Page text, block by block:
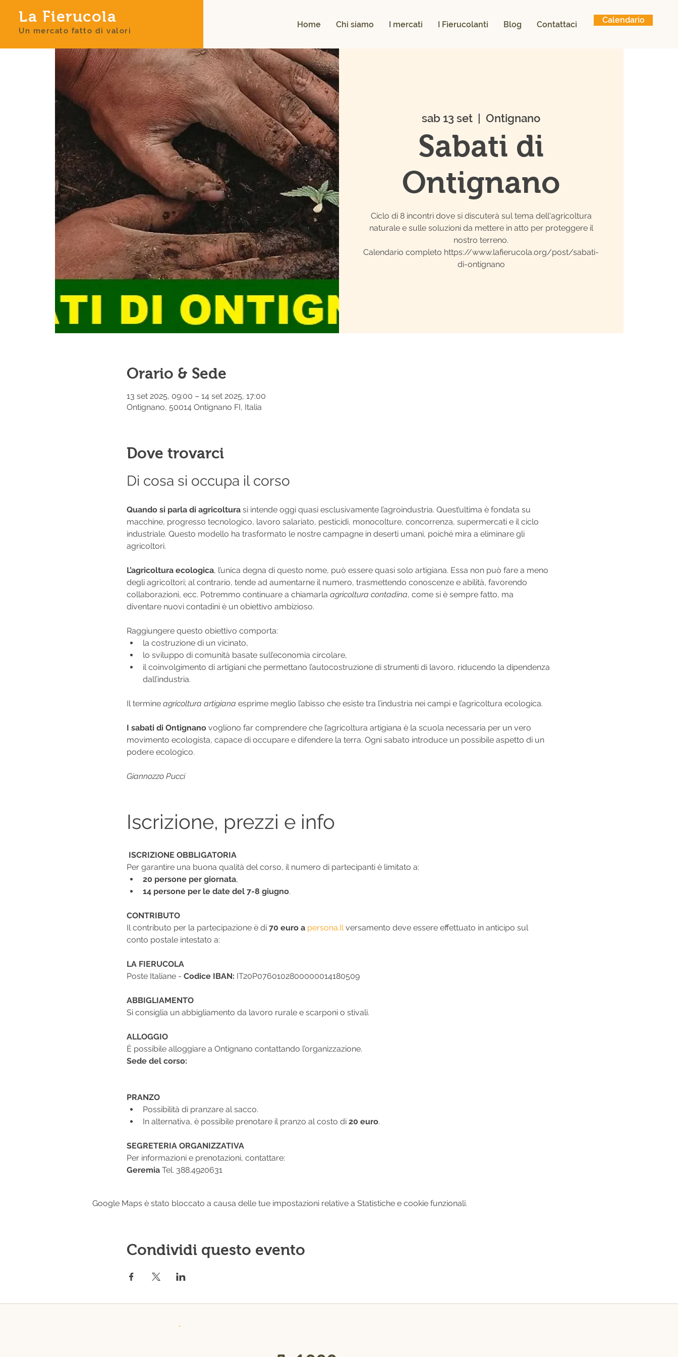
La Fierucola
Un mercato fatto di valori
Home Chi siamo I mercati I Fierucolanti Blog Contattaci Calendario
sab 13 set
  |
Ontignano
Sabati di
Ontignano
Ciclo di 8 incontri dove si discuterà sul tema dell'agricoltura
naturale e sulle soluzioni da mettere in atto per proteggere il
nostro terreno.
Calendario completo https://www.lafierucola.org/post/sabati-
di-ontignano
Orario & Sede
13 set 2025, 09:00 – 14 set 2025, 17:00
Ontignano, 50014 Ontignano FI, Italia
Dove trovarci
Di cosa si occupa il corso
Quando si parla di agricoltura si intende oggi quasi esclusivamente l’agroindustria. Quest’ultima è fondata su
macchine, progresso tecnologico, lavoro salariato, pesticidi, monocolture, concorrenza, supermercati e il ciclo
industriale. Questo modello ha trasformato le nostre campagne in deserti umani, poiché mira a eliminare gli
agricoltori.
L’agricoltura ecologica, l’unica degna di questo nome, può essere quasi solo artigiana. Essa non può fare a meno
degli agricoltori; al contrario, tende ad aumentarne il numero, trasmettendo conoscenze e abilità, favorendo
collaborazioni, ecc. Potremmo continuare a chiamarla agricoltura contadina, come si è sempre fatto, ma
diventare nuovi contadini è un obiettivo ambizioso.
Raggiungere questo obiettivo comporta:
la costruzione di un vicinato,
lo sviluppo di comunità basate sull’economia circolare,
il coinvolgimento di artigiani che permettano l’autocostruzione di strumenti di lavoro, riducendo la dipendenza
dall’industria.
Il termine agricoltura artigiana esprime meglio l’abisso che esiste tra l’industria nei campi e l’agricoltura ecologica.
I sabati di Ontignano vogliono far comprendere che l’agricoltura artigiana è la scuola necessaria per un vero
movimento ecologista, capace di occupare e difendere la terra. Ogni sabato introduce un possibile aspetto di un
podere ecologico.
Giannozzo Pucci
Iscrizione, prezzi e info
ISCRIZIONE OBBLIGATORIA
Per garantire una buona qualità del corso, il numero di partecipanti è limitato a:
20 persone per giornata,
14 persone per le date del 7-8 giugno.
CONTRIBUTO
Il contributo per la partecipazione è di 70 euro a persona.Il versamento deve essere effettuato in anticipo sul
conto postale intestato a:
LA FIERUCOLA
Poste Italiane - Codice IBAN: IT20P0760102800000014180509
ABBIGLIAMENTO
Si consiglia un abbigliamento da lavoro rurale e scarponi o stivali.
ALLOGGIO
È possibile alloggiare a Ontignano contattando l’organizzazione.
Sede del corso:
PRANZO
Possibilità di pranzare al sacco.
In alternativa, è possibile prenotare il pranzo al costo di 20 euro.
SEGRETERIA ORGANIZZATIVA
Per informazioni e prenotazioni, contattare:
Geremia Tel. 388.4920631
Google Maps è stato bloccato a causa delle tue impostazioni relative a Statistiche e cookie funzionali.
Condividi questo evento